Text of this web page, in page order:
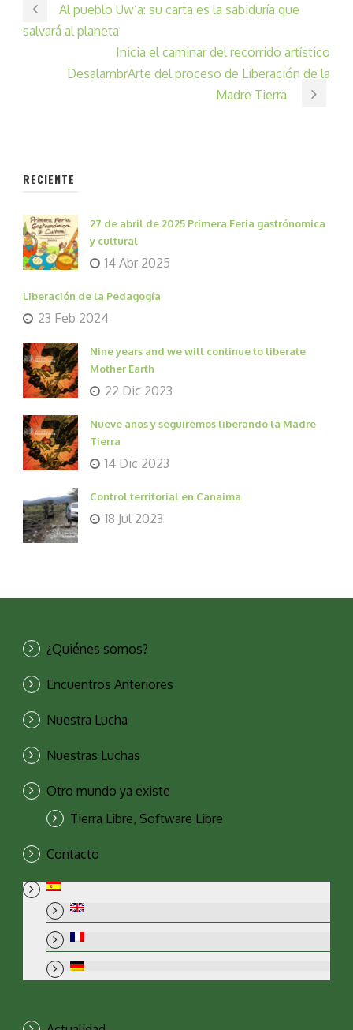
Al pueblo Uw’a: su carta es la sabiduría que
salvará al planeta
Inicia el caminar del recorrido artístico
DesalambrArte del proceso de Liberación de la
Madre Tierra
RECIENTE
27 de abril de 2025 Primera Feria gastrónomica
y cultural
14 Abr 2025
Liberación de la Pedagogía
23 Feb 2024
Nine years and we will continue to liberate
Mother Earth
22 Dic 2023
Nueve años y seguiremos liberando la Madre
Tierra
14 Dic 2023
Control territorial en Canaima
18 Jul 2023
¿Quiénes somos?
Encuentros Anteriores
Nuestra Lucha
Nuestras Luchas
Otro mundo ya existe
Tierra Libre, Software Libre
Contacto